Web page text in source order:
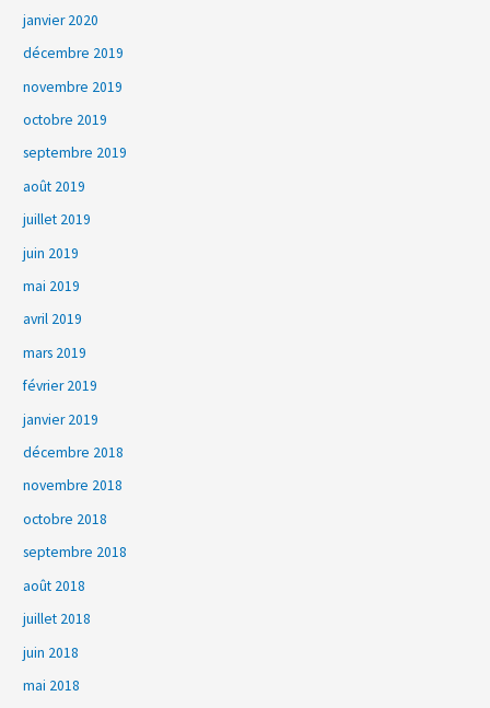
janvier 2020
décembre 2019
novembre 2019
octobre 2019
septembre 2019
août 2019
juillet 2019
juin 2019
mai 2019
avril 2019
mars 2019
février 2019
janvier 2019
décembre 2018
novembre 2018
octobre 2018
septembre 2018
août 2018
juillet 2018
juin 2018
mai 2018